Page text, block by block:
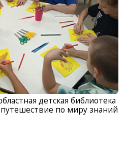
детская библиотека
по миру знаний